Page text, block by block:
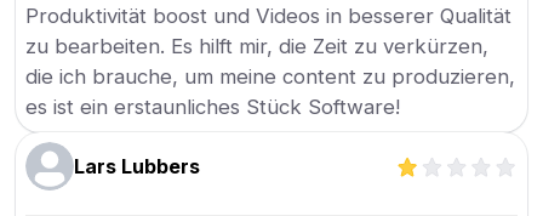
Produktivität boost und Videos in besserer Qualität
zu bearbeiten. Es hilft mir, die Zeit zu verkürzen,
die ich brauche, um meine content zu produzieren,
es ist ein erstaunliches Stück Software!
Lars Lubbers